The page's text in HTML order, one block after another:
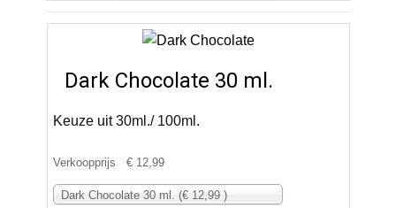
Dark Chocolate 30 ml.
Keuze uit 30ml./ 100ml.
Verkoopprijs € 12,99
Dark Chocolate 30 ml. (€ 12,99 )